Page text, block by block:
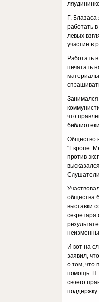
Г.
работать
левых
участие в
Работать
печатать
Занимался
что
Общество
"Европе.
против
общества
выставки
И вот на
заявил,
о том, что
помощь. Н.
своего